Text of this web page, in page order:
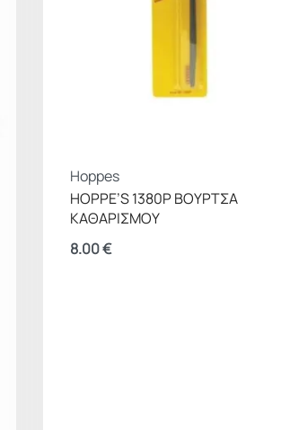
Hoppes
HOPPE’S 1380P ΒΟΥΡΤΣΑ
ΚΑΘΑΡΙΣΜΟΥ
8.00€